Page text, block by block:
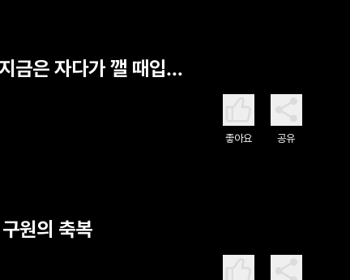
은 자다가 깰 때입니
좋아요 공유
원의 축복